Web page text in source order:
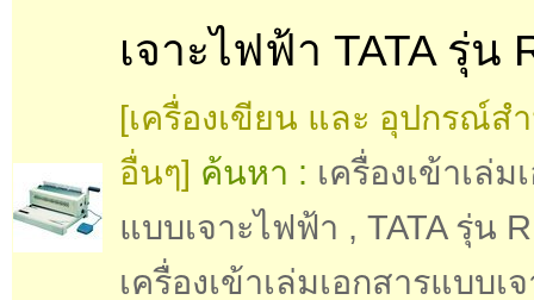
เจาะไฟฟ้า TATA รุ่น
[เครื่องเขียน และ อุปกรณ์ส
อื่นๆ] ค้นหา : เครื่องเข้าเล่ม
แบบเจาะไฟฟ้า , TATA รุ่น
เครื่องเข้าเล่มเอกสารแบบเ